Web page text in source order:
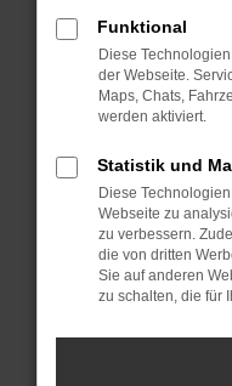
Das kann
Probleme zu
Stelle sicher,
sind.
Veraltete
führen, dass
unterstützt
Wende dich an
hast, kontaktiere
Funktional
Diese
der Webseite.
Maps, Chats,
werden aktiviert.
Statistik und
Diese
Webseite zu
zu verbessern.
die von dritten
Sie auf anderen
zu schalten, die für